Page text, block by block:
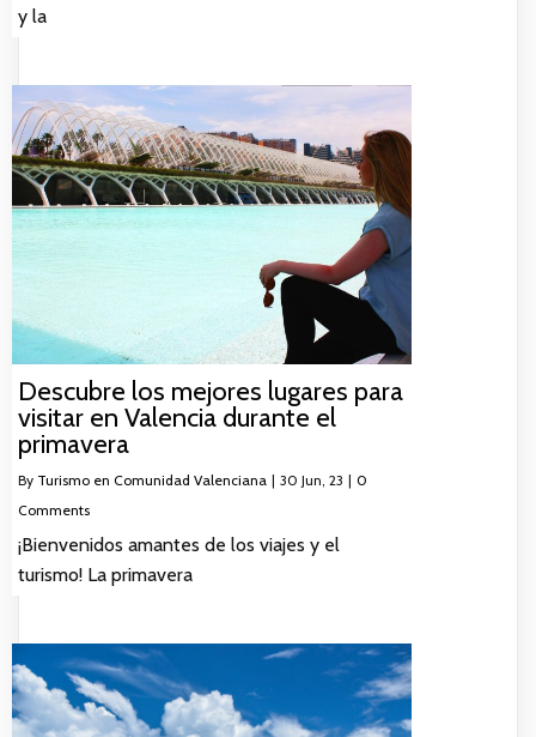
y la
Descubre los mejores lugares para
visitar en Valencia durante el
primavera
By Turismo en Comunidad Valenciana | 30 Jun, 23 | 0
Comments
¡Bienvenidos amantes de los viajes y el
turismo! La primavera